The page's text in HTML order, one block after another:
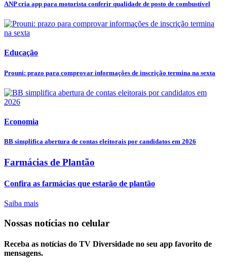
ANP cria app para motorista conferir qualidade de posto de combustível
Educação
Prouni: prazo para comprovar informações de inscrição termina na sexta
Economia
BB simplifica abertura de contas eleitorais por candidatos em 2026
Farmácias de Plantão
Confira as farmácias que estarão de plantão
Saiba mais
Nossas notícias no celular
Receba as notícias do TV Diversidade no seu app favorito de
mensagens.